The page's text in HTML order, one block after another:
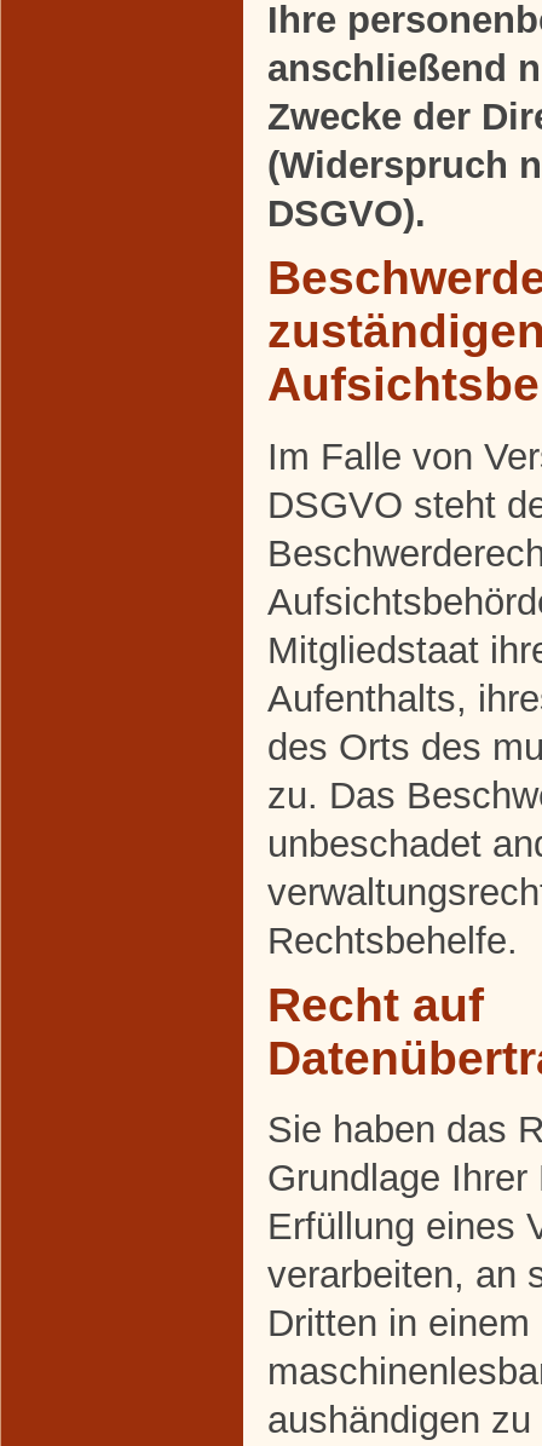
Ihre
anschließend
Zwecke der
(Widerspruch
DSGVO).
Im Falle von
DSGVO steht
Mitgliedstaat
Aufenthalts,
des Orts des
zu. Das
unbeschadet
Rechtsbehelfe.
Recht auf
Sie haben das
Grundlage
Erfüllung eines
verarbeiten, an
Dritten in einem
aushändigen